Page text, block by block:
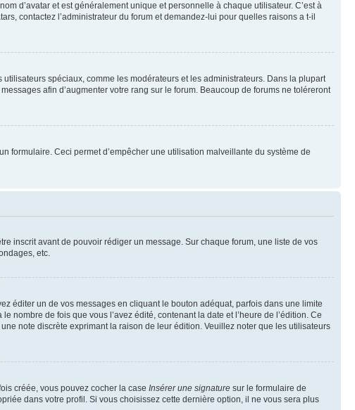
d’avatar et est généralement unique et personnelle à chaque utilisateur. C’est à
contactez l’administrateur du forum et demandez-lui pour quelles raisons a t-il
spéciaux, comme les modérateurs et les administrateurs. Dans la plupart
afin d’augmenter votre rang sur le forum. Beaucoup de forums ne toléreront
formulaire. Ceci permet d’empêcher une utilisation malveillante du système de
inscrit avant de pouvoir rédiger un message. Sur chaque forum, une liste de vos
etc.
éditer un de vos messages en cliquant le bouton adéquat, parfois dans une limite
de fois que vous l’avez édité, contenant la date et l’heure de l’édition. Ce
note discrète exprimant la raison de leur édition. Veuillez noter que les utilisateurs
créée, vous pouvez cocher la case Insérer une signature sur le formulaire de
dans votre profil. Si vous choisissez cette dernière option, il ne vous sera plus